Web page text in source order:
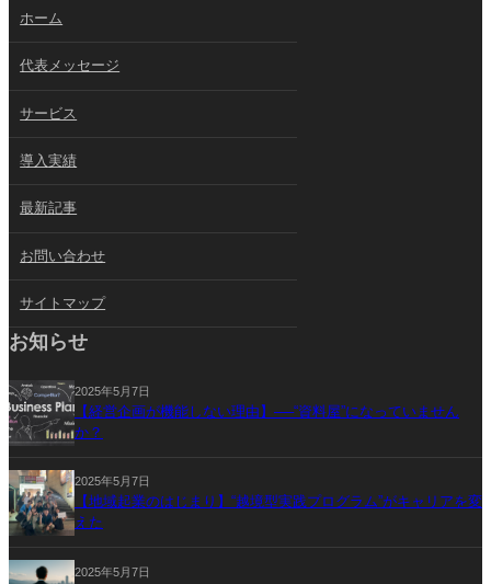
ホーム
代表メッセージ
サービス
導入実績
最新記事
お問い合わせ
サイトマップ
お知らせ
2025年5月7日
【経営企画が機能しない理由】──“資料屋”になっていません
か？
2025年5月7日
【地域起業のはじまり】“越境型実践プログラム”がキャリアを変
えた
2025年5月7日